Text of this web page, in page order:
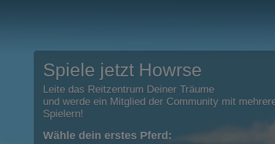
Spiele jetzt Howrse
Leite das Reitzentrum Deiner Träume
und werde ein Mitglied der Community mit
Spielern!
Wähle dein erstes Pferd: